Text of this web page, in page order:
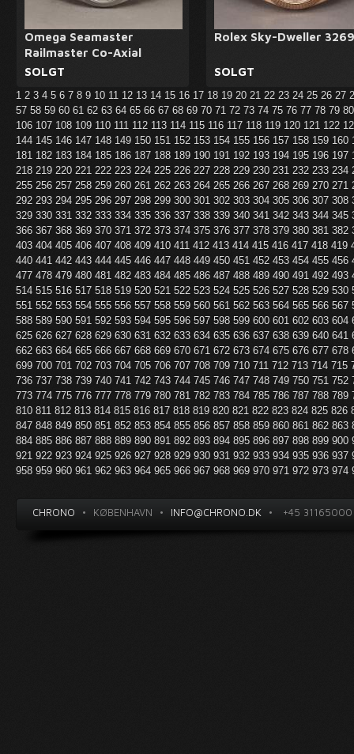
Omega Seamaster
Railmaster Co-Axial
SOLGT
Rolex Sky-Dweller
SOLGT
1 2 3 4 5 6 7 8 9 10 11 12 13 14 15 16 17 18 19 20 21 22 23 24 25 26 27
57 58 59 60 61 62 63 64 65 66 67 68 69 70 71 72 73 74 75 76 77 78 79
106 107 108 109 110 111 112 113 114 115 116 117 118 119 120 121 122
144 145 146 147 148 149 150 151 152 153 154 155 156 157 158 159 160
181 182 183 184 185 186 187 188 189 190 191 192 193 194 195 196 197
218 219 220 221 222 223 224 225 226 227 228 229 230 231 232 233 234
255 256 257 258 259 260 261 262 263 264 265 266 267 268 269 270 271
292 293 294 295 296 297 298 299 300 301 302 303 304 305 306 307 308
329 330 331 332 333 334 335 336 337 338 339 340 341 342 343 344 345
366 367 368 369 370 371 372 373 374 375 376 377 378 379 380 381 382
403 404 405 406 407 408 409 410 411 412 413 414 415 416 417 418 419
440 441 442 443 444 445 446 447 448 449 450 451 452 453 454 455 456
477 478 479 480 481 482 483 484 485 486 487 488 489 490 491 492 493
514 515 516 517 518 519 520 521 522 523 524 525 526 527 528 529 530
551 552 553 554 555 556 557 558 559 560 561 562 563 564 565 566 567
588 589 590 591 592 593 594 595 596 597 598 599 600 601 602 603 604
625 626 627 628 629 630 631 632 633 634 635 636 637 638 639 640 641
662 663 664 665 666 667 668 669 670 671 672 673 674 675 676 677 678
699 700 701 702 703 704 705 706 707 708 709 710 711 712 713 714 715
736 737 738 739 740 741 742 743 744 745 746 747 748 749 750 751 752
773 774 775 776 777 778 779 780 781 782 783 784 785 786 787 788 789
810 811 812 813 814 815 816 817 818 819 820 821 822 823 824 825 826
847 848 849 850 851 852 853 854 855 856 857 858 859 860 861 862 863
884 885 886 887 888 889 890 891 892 893 894 895 896 897 898 899 900
921 922 923 924 925 926 927 928 929 930 931 932 933 934 935 936 937
958 959 960 961 962 963 964 965 966 967 968 969 970 971 972 973 974
CHRONO • KØBENHAVN • INFO@CHRONO.DK • +45 31165000